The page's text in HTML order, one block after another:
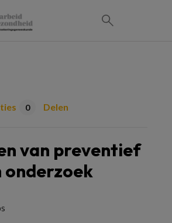
0 Delen
van preventief
onderzoek